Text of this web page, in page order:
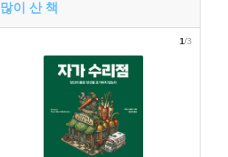
많이 산 책
1/3